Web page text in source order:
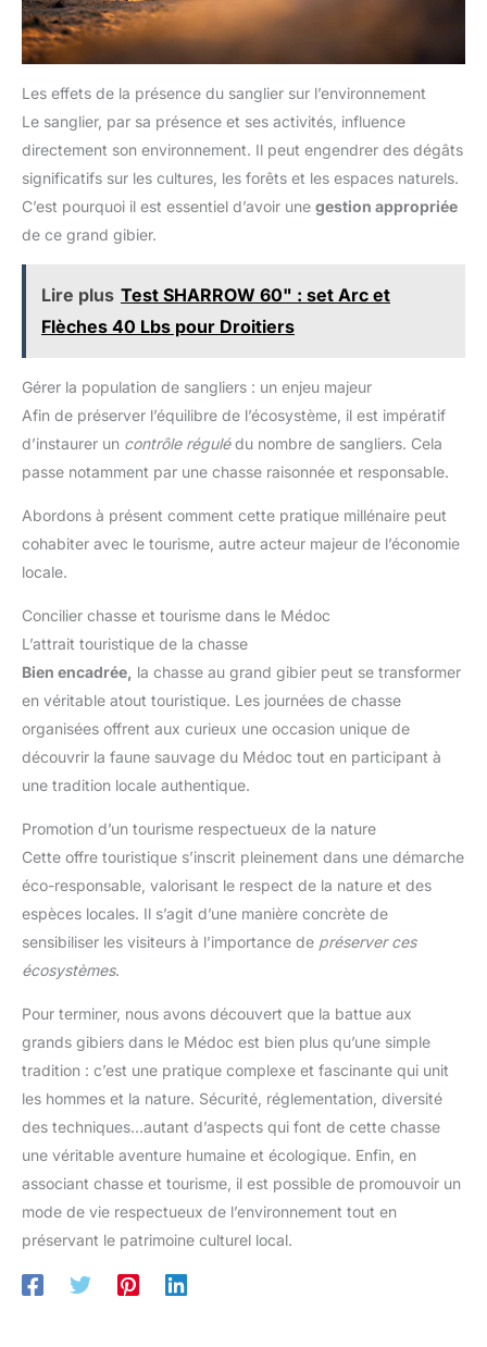
Les effets de la présence du sanglier sur l’environnement
Le sanglier, par sa présence et ses activités, influence
directement son environnement. Il peut engendrer des dégâts
significatifs sur les cultures, les forêts et les espaces naturels.
C’est pourquoi il est essentiel d’avoir une gestion appropriée
de ce grand gibier.
Lire plus Test SHARROW 60" : set Arc et
Flèches 40 Lbs pour Droitiers
Gérer la population de sangliers : un enjeu majeur
Afin de préserver l’équilibre de l’écosystème, il est impératif
d’instaurer un contrôle régulédu nombre de sangliers. Cela
passe notamment par une chasse raisonnée et responsable.
Abordons à présent comment cette pratique millénaire peut
cohabiter avec le tourisme, autre acteur majeur de l’économie
locale.
Concilier chasse et tourisme dans le Médoc
L’attrait touristique de la chasse
Bien encadrée, la chasse au grand gibier peut se transformer
en véritable atout touristique. Les journées de chasse
organisées offrent aux curieux une occasion unique de
découvrir la faune sauvage du Médoc tout en participant à
une tradition locale authentique.
Promotion d’un tourisme respectueux de la nature
Cette offre touristique s’inscrit pleinement dans une démarche
éco-responsable, valorisant le respect de la nature et des
espèces locales. Il s’agit d’une manière concrète de
sensibiliser les visiteurs à l’importance de préserver ces
écosystèmes.
Pour terminer, nous avons découvert que la battue aux
grands gibiers dans le Médoc est bien plus qu’une simple
tradition : c’est une pratique complexe et fascinante qui unit
les hommes et la nature. Sécurité, réglementation, diversité
des techniques…autant d’aspects qui font de cette chasse
une véritable aventure humaine et écologique. Enfin, en
associant chasse et tourisme, il est possible de promouvoir un
mode de vie respectueux de l’environnement tout en
préservant le patrimoine culturel local.